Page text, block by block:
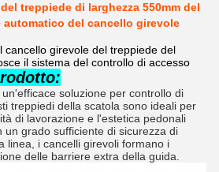
treppiede di larghezza 550mm del
del cancello girevole
cancello girevole del treppiede del
il sistema del controllo di accesso
soluzione per controllo di
treppiedi della scatola sono ideali per
di lavorazione e l'estetica pedonali
un grado sufficiente di sicurezza di
linea, i cancelli girevoli formano i
delle barriere extra della guida.